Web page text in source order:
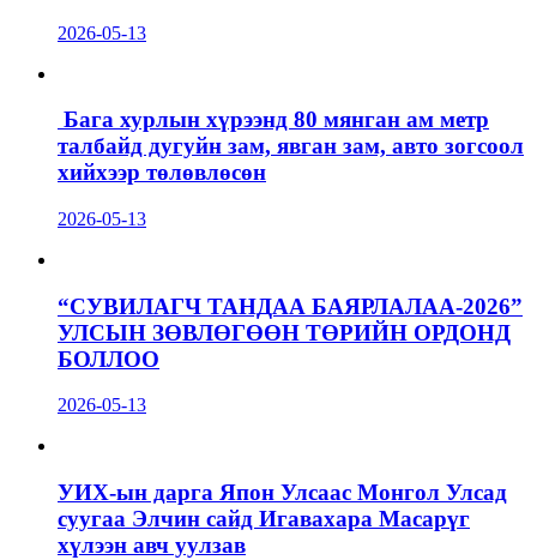
2026-05-13
Бага хурлын хүрээнд 80 мянган ам метр
талбайд дугуйн зам, явган зам, авто зогсоол
хийхээр төлөвлөсөн
2026-05-13
“СУВИЛАГЧ ТАНДАА БАЯРЛАЛАА-2026”
УЛСЫН ЗӨВЛӨГӨӨН ТӨРИЙН ОРДОНД
БОЛЛОО
2026-05-13
УИХ-ын дарга Япон Улсаас Монгол Улсад
суугаа Элчин сайд Игавахара Масарүг
хүлээн авч уулзав